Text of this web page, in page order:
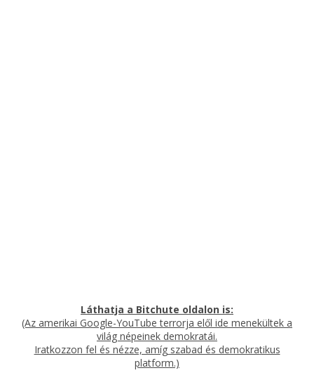
Láthatja a Bitchute oldalon is:
(Az amerikai Google-YouTube terrorja elől ide menekültek a
világ népeinek demokratái.
Iratkozzon fel és nézze, amíg szabad és demokratikus
platform.)